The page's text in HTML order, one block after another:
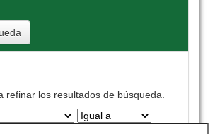
refinar los resultados de búsqueda.